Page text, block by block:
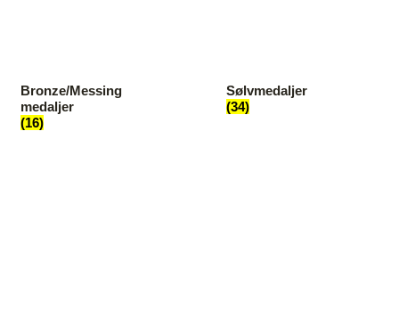
Bronze/Messing
medaljer
(16)
Sølvmedaljer
(34)